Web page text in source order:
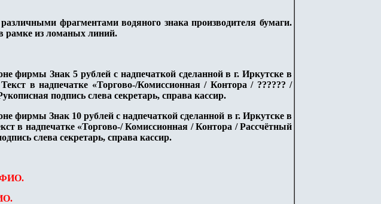
фрагментами водяного знака производителя бумаги.
рамке из ломаных линий.
фирмы Знак 5 рублей с надпечаткой сделанной в г. Иркутске в
в надпечатке «Торгово-/Комиссионная / Контора / ?????? /
подпись слева секретарь, справа кассир.
фирмы Знак 10 рублей с надпечаткой сделанной в г. Иркутске в
в надпечатке «Торгово-/ Комиссионная / Контора / Рассчётный
слева секретарь, справа кассир.
ФИО.